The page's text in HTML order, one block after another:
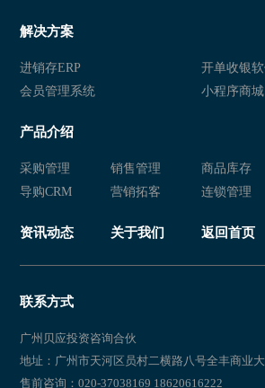
解决方案
进销存ERP
开单收银
会员管理系统
小程序商城
产品介绍
采购管理 销售管理 商品库存
导购CRM
营销拓客 连锁管理
资讯动态 关于我们 返回首页
联系方式
广州贝应投资咨询合伙
地址：广州市天河区员村二横路八号全丰商业
售前咨询：020-37038169 18620616222